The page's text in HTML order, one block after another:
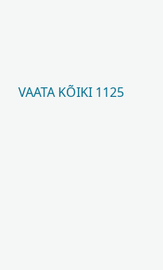
VAATA KÕIKI 1125